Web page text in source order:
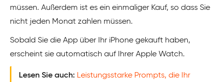
müssen. Außerdem ist es ein einmaliger Kauf, so dass Sie
nicht jeden Monat zahlen müssen.
Sobald Sie die App über Ihr iPhone gekauft haben,
erscheint sie automatisch auf Ihrer Apple Watch.
Lesen Sie auch: Leistungsstarke Prompts, die Ihr